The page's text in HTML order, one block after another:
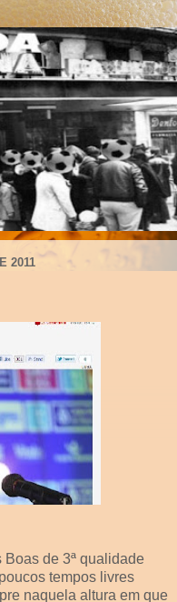
2011
de 3ª qualidade
tempos livres
naquela altura em que